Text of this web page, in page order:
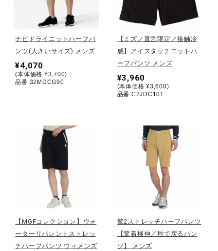
ジュニア／キッズ
メディカル
コラボ／ライセンス
その他
サポート
直営店一覧
ナビドライニットハーフパ
ンツ(大きいサイズ) メンズ
¥4,070
(本体価格 ¥3,700)
品番 32MDCG90
【ミズノ直営限定／接触冷
感】アイスタッチニットハ
ーフパンツ メンズ
¥3,960
(本体価格 ¥3,600)
品番 C2JDC101
【MGFコレクション】ウォ
ーターリパレントストレッ
チハーフパンツ ウィメンズ
驚2ストレッチハーフパンツ
【驚着極伸／秒で戻るパン
ツ】 メンズ